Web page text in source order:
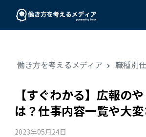
働き方を考えるメディア 職種別
【すぐわかる】広報の
は？仕事内容一覧や大変
2023年05月24日